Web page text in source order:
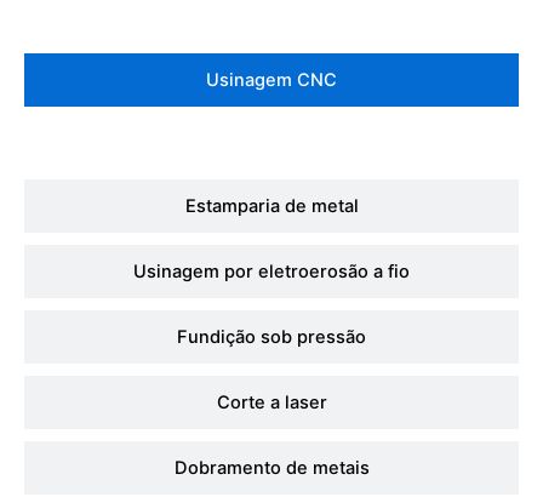
Usinagem CNC
Estamparia de metal
Usinagem por eletroerosão a fio
Fundição sob pressão
Corte a laser
Dobramento de metais